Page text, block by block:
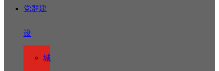
党群建
设
城